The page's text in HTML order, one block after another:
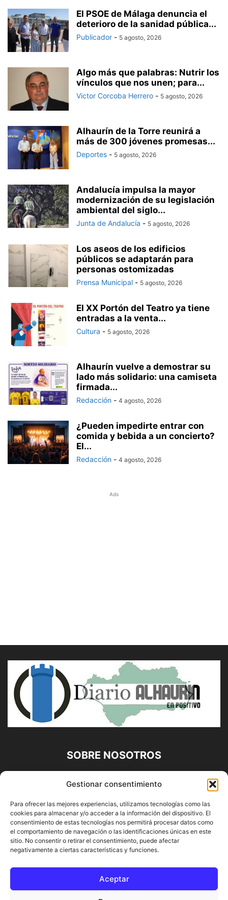
Gestionar consentimiento
Para ofrecer las mejores experiencias, utilizamos tecnologías como las
cookies para almacenar y/o acceder a la información del dispositivo. El
consentimiento de estas tecnologías nos permitirá procesar datos como
el comportamiento de navegación o las identificaciones únicas en este
sitio. No consentir o retirar el consentimiento, puede afectar
negativamente a ciertas características y funciones.
Aceptar
El PSOE de Málaga denuncia el
deterioro de la sanidad pública...
Publicador - 5 agosto, 2026
Algo más que palabras: Nutrir los
vínculos que nos unen; para...
Victor Corcoba Herrero - 5 agosto, 2026
Alhaurín de la Torre reunirá a
más de 300 jóvenes promesas...
Deportes - 5 agosto, 2026
Andalucía impulsa la mayor
modernización de su legislación
ambiental del siglo...
Junta de Andalucía - 5 agosto, 2026
Los aseos de los edificios
públicos se adaptarán para
personas ostomizadas
Prensa Municipal - 5 agosto, 2026
El XX Portón del Teatro ya tiene
entradas a la venta...
Cultura - 5 agosto, 2026
Alhaurín vuelve a demostrar su
lado más solidario: una camiseta
firmada...
Redacción - 4 agosto, 2026
¿Pueden impedirte entrar con
comida y bebida a un concierto?
El...
Redacción - 4 agosto, 2026
Ads
SOBRE NOSOTROS
Diario Alhaurín (www.alhaurindelatorre.com) Propiedad de
Francisco E. López López | 639 95 71 95 | Noticias de
Alhaurín de la Torre, Málaga y Provincia|
Contáctanos:info@alhaurindelatorre.com
SÍGUENOS